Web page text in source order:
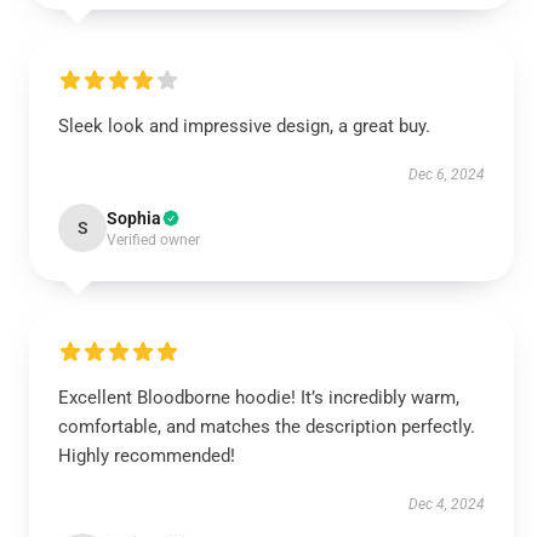
Sleek look and impressive design, a great buy.
Dec 6, 2024
S Sophia
Verified owner
Excellent Bloodborne hoodie! It’s incredibly warm,
comfortable, and matches the description perfectly.
Highly recommended!
Dec 4, 2024